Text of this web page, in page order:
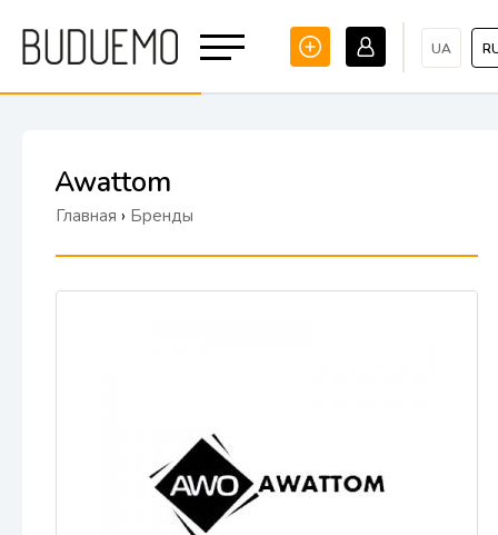
UA
Awattom
Главная › Бренды